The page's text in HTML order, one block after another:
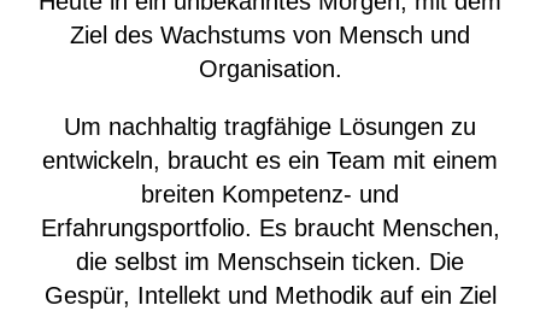
Ziel des Wachstums von Mensch und
Organisation.
Um nachhaltig tragfähige Lösungen zu
entwickeln, braucht es ein Team mit einem
breiten Kompetenz- und
Erfahrungsportfolio. Es braucht Menschen,
die selbst im Menschsein ticken. Die
Gespür, Intellekt und Methodik auf ein Ziel